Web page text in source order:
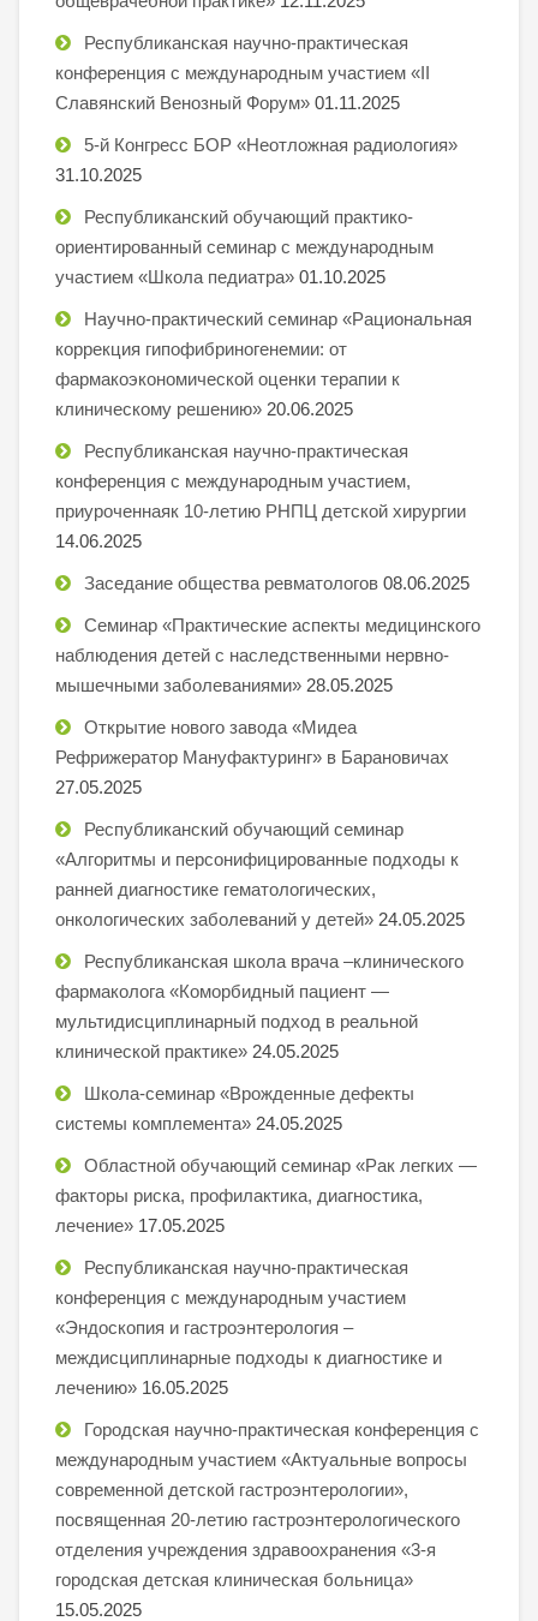
Республиканская научно-практическая
конференция с международным участием «II
Славянский Венозный Форум» 01.11.2025
5-й Конгресс БОР «Неотложная радиология»
31.10.2025
Республиканский обучающий практико-
ориентированный семинар с международным
участием «Школа педиатра» 01.10.2025
Научно-практический семинар «Рациональная
коррекция гипофибриногенемии: от
фармакоэкономической оценки терапии к
клиническому решению» 20.06.2025
Республиканская научно-практическая
конференция с международным участием,
приуроченнаяк 10-летию РНПЦ детской хирургии
14.06.2025
Заседание общества ревматологов 08.06.2025
Семинар «Практические аспекты медицинского
наблюдения детей с наследственными нервно-
мышечными заболеваниями» 28.05.2025
Открытие нового завода «Мидеа
Рефрижератор Мануфактуринг» в Барановичах
27.05.2025
Республиканский обучающий семинар
«Алгоритмы и персонифицированные подходы к
ранней диагностике гематологических,
онкологических заболеваний у детей» 24.05.2025
Республиканская школа врача –клинического
фармаколога «Коморбидный пациент —
мультидисциплинарный подход в реальной
клинической практике» 24.05.2025
Школа-семинар «Врожденные дефекты
системы комплемента» 24.05.2025
Областной обучающий семинар «Рак легких —
факторы риска, профилактика, диагностика,
лечение» 17.05.2025
Республиканская научно-практическая
конференция с международным участием
«Эндоскопия и гастроэнтерология –
междисциплинарные подходы к диагностике и
лечению» 16.05.2025
Городская научно-практическая конференция с
международным участием «Актуальные вопросы
современной детской гастроэнтерологии»,
посвященная 20-летию гастроэнтерологического
отделения учреждения здравоохранения «3-я
городская детская клиническая больница»
15.05.2025